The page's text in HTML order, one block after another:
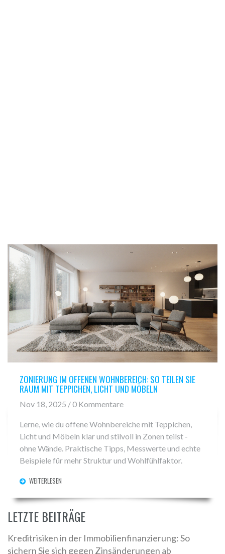
ZONIERUNG IM OFFENEN WOHNBEREICH: SO TEILEN SIE
RAUM MIT TEPPICHEN, LICHT UND MÖBELN
Nov 18, 2025 / 0 Kommentare
Lerne, wie du offene Wohnbereiche mit Teppichen,
Licht und Möbeln klar und stilvoll in Zonen teilst -
ohne Wände. Praktische Tipps, Messwerte und echte
Beispiele für mehr Struktur und Wohlfühlfaktor.
WEITERLESEN
LETZTE BEITRÄGE
Kreditrisiken in der Immobilienfinanzierung: So
sichern Sie sich gegen Zinsänderungen ab